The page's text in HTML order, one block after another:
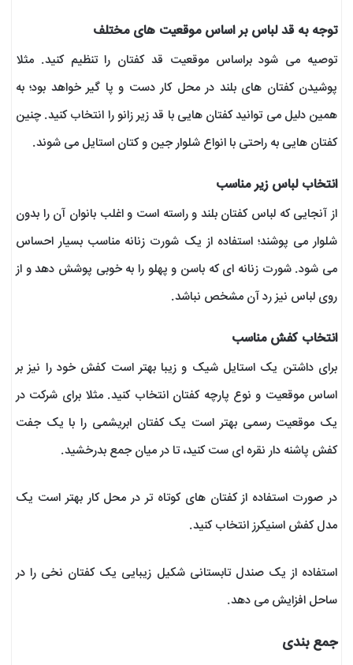
توجه به قد لباس بر اساس موقعیت های مختلف
توصیه می شود براساس موقعیت قد کفتان را تنظیم کنید. مثلا
پوشیدن کفتان های بلند در محل کار دست و پا گیر خواهد بود؛ به
همین دلیل می توانید کفتان هایی با قد زیر زانو را انتخاب کنید. چنین
کفتان هایی به راحتی با انواع شلوار جین و کتان استایل می شوند.
انتخاب لباس زیر مناسب
از آنجایی که لباس کفتان بلند و راسته است و اغلب بانوان آن را بدون
شلوار می پوشند؛ استفاده از یک شورت زنانه مناسب بسیار احساس
می شود. شورت زنانه ای که باسن و پهلو را به خوبی پوشش دهد و از
روی لباس نیز رد آن مشخص نباشد.
انتخاب کفش مناسب
برای داشتن یک استایل شیک و زیبا بهتر است کفش خود را نیز بر
اساس موقعیت و نوع پارچه کفتان انتخاب کنید. مثلا برای شرکت در
یک موقعیت رسمی بهتر است یک کفتان ابریشمی را با یک جفت
کفش پاشنه دار نقره ای ست کنید، تا در میان جمع بدرخشید.
در صورت استفاده از کفتان های کوتاه تر در محل کار بهتر است یک
مدل کفش اسنیکرز انتخاب کنید.
استفاده از یک صندل تابستانی شکیل زیبایی یک کفتان نخی را در
ساحل افزایش می دهد.
جمع بندی